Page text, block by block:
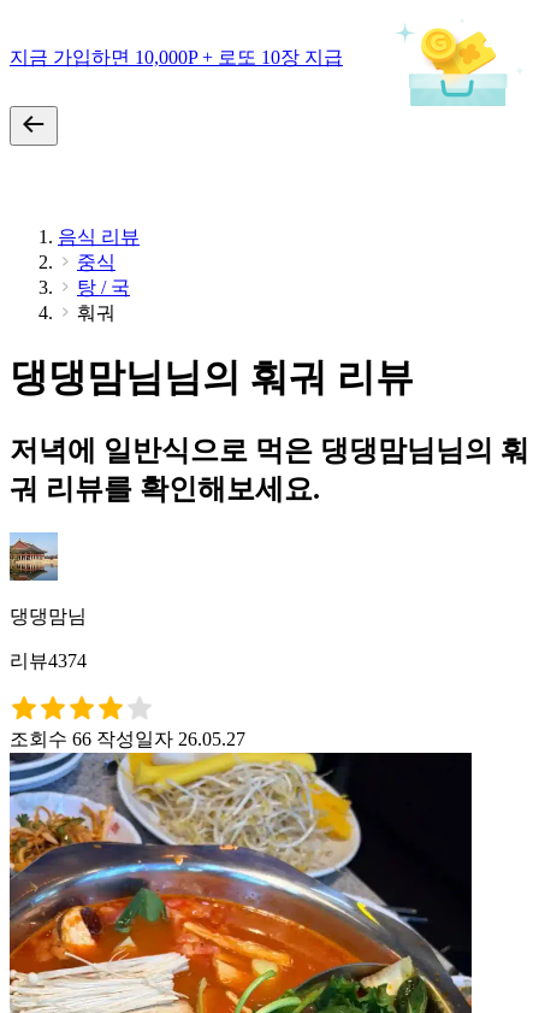
지금 가입하면 10,000P + 로또 10장 지급
음식 리뷰
중식
탕 / 국
훠궈
댕댕맘님님의 훠궈 리뷰
저녁에 일반식으로 먹은 댕댕맘님님의 훠
궈 리뷰를 확인해보세요.
댕댕맘님
리뷰4374
조회수 66 작성일자 26.05.27